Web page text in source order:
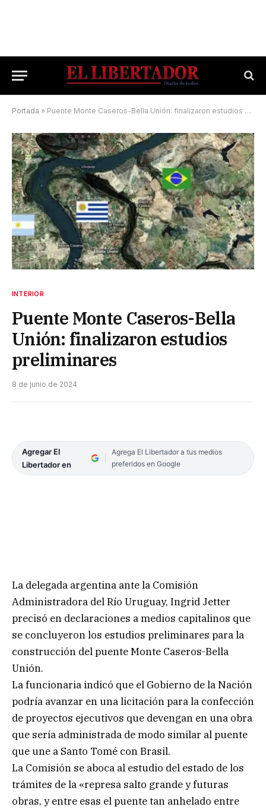
Portada » Puente Monte Caseros-Bella Unión: finalizaron estudios preliminares
INTERIOR
Puente Monte Caseros-Bella
Unión: finalizaron estudios
preliminares
8 de junio de 2024
Agregar El
Libertador en
Agrega El Libertador a tus medios
preferidos en Google
La delegada argentina ante la Comisión
Administradora del Río Uruguay, Ingrid Jetter
precisó en declaraciones a medios capitalinos que
se concluyeron los estudios preliminares para la
construcción del puente Monte Caseros-Bella
Unión.
La funcionaria indicó que el Gobierno de la Nación
podría avanzar en una licitación para la confección
de proyectos ejecutivos que devengan en una obra
que sería administrada de modo similar al puente
que une a Santo Tomé con Brasil.
La Comisión se aboca al estudio del estado de los
trámites de la «represa salto grande y futuras
obras, y entre esas el puente tan anhelado entre